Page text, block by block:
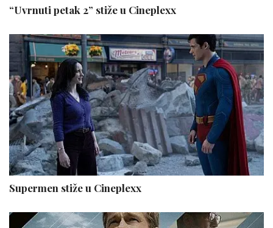
“Uvrnuti petak 2” stiže u Cineplexx
Supermen stiže u Cineplexx